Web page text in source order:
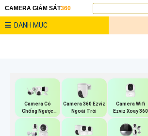
CAMERA GIÁM SÁT360
DANH MỤC
Camera Có
Chống Ngược
Sáng Ezviz
Camera 360 Ezviz
Ngoài Trời
Camera Wifi
Ezviz Xoay 360
Độ